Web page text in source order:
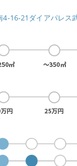
16-21ダイアパレス